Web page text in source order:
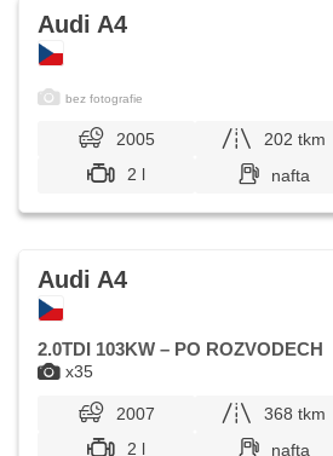
bez fotografie
Audi A4
2005 202 tkm
2 l
nafta
x35
Audi A4
2.0TDI 103KW – PO ROZVODECH
2007 368 tkm
2 l
nafta